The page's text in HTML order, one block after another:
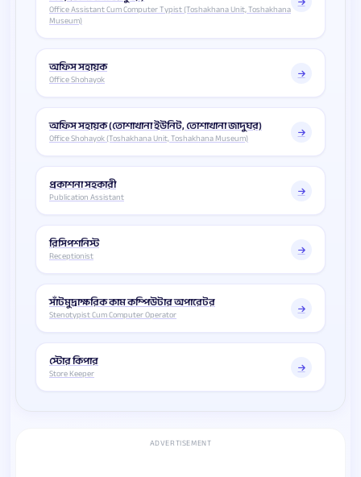
Office Assistant Cum Computer Typist (Toshakhana Unit, Toshakhana
Museum)
অফিস সহায়ক
Office Shohayok
অফিস সহায়ক (তোশাখানা ইউনিট, তোশাখানা জাদুঘর)
Office Shohayok (Toshakhana Unit, Toshakhana Museum)
প্রকাশনা সহকারী
Publication Assistant
রিসিপশনিস্ট
Receptionist
সাঁটমুদ্রাক্ষরিক কাম কম্পিউটার অপারেটর
Stenotypist Cum Computer Operator
স্টোর কিপার
Store Keeper
ADVERTISEMENT